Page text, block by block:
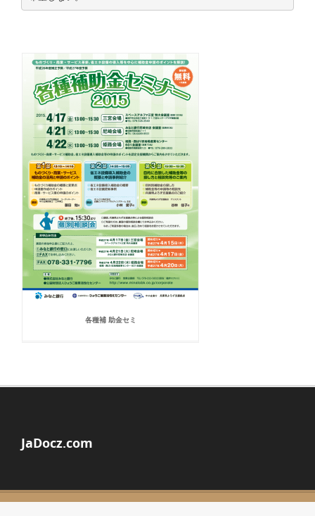
各種補 助金セミ
JaDocz.com